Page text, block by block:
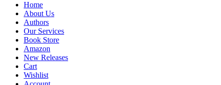
Home
About Us
Authors
Our Services
Book Store
Amazon
New Releases
Cart
Wishlist